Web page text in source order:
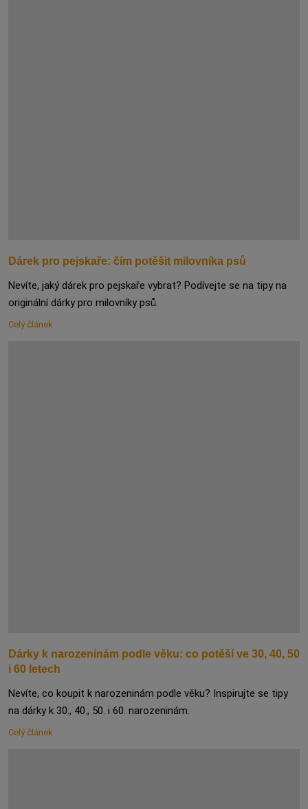
Dárek pro pejskaře: čím potěšit milovníka psů
Nevíte, jaký dárek pro pejskaře vybrat? Podívejte se na tipy na
originální dárky pro milovníky psů.
Celý článek
Dárky k narozeninám podle věku: co potěší ve 30, 40, 50
i 60 letech
Nevíte, co koupit k narozeninám podle věku? Inspirujte se tipy
na dárky k 30., 40., 50. i 60. narozeninám.
Celý článek